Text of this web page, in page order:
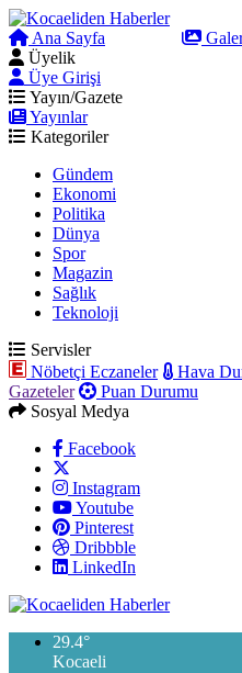
Ana Sayfa
Üyelik
Üye Girişi
Yayın/Gazete
Yayınlar
Kategoriler
Gündem
Ekonomi
Politika
Dünya
Spor
Magazin
Sağlık
Teknoloji
Servisler
Nöbetçi Eczaneler
Hava
Gazeteler
Puan Durumu
Sosyal Medya
Facebook
Instagram
Youtube
Pinterest
Dribbble
LinkedIn
29.4°
Kocaeli